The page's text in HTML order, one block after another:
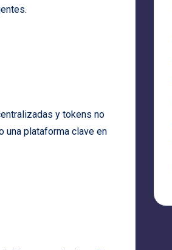
y tokens no
una plataforma clave en